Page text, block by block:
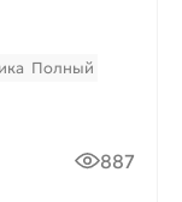
Полный
887